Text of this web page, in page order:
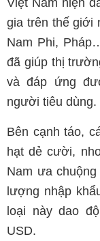
Việt Nam hiện
gia trên thế giới
Nam Phi,
đã giúp thị
và đáp ứng
người tiêu dùng.
Bên cạnh táo,
hạt dẻ cười,
Nam ưa
lượng nhập
loại này dao
USD.